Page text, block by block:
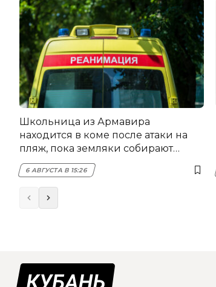
Школьница из Армавира
находится в коме после атаки на
пляж, пока земляки собирают
помощь
6 АВГУСТА В 15:26